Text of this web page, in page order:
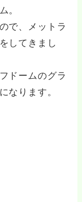
。
で、メットラ
してきまし
ドームのグラ
なります。